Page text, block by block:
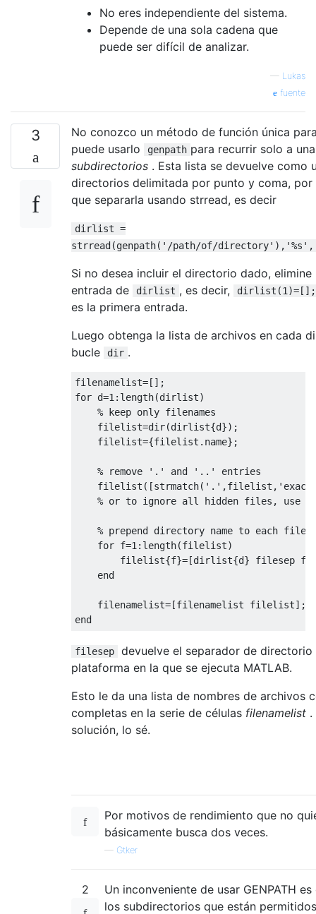
No eres independiente del sistema.
Depende de una sola cadena que
puede ser difícil de analizar.
— Lukas
fuente
3
No conozco un método de función única
puede usarlo
genpath para recurrir solo a
subdirectorios . Esta lista se devuelve como
directorios delimitada por punto y coma, por
que separarla usando strread, es decir
dirlist =
strread(genpath('/path/of/
Si no desea incluir el directorio dado, elimine
entrada de
dirlist , es decir, dirlist(1)=[];
es la primera entrada.
Luego obtenga la lista de archivos en cada
bucle
dir .
filenamelist=[] ;
for d=1 : length(dirlist)
% keep only filenames
filelist=dir(dirlist{d}) ;
filelist={filelist.name} ;
% remove '.' and '..' entries
filelist ([strmatch( '.' ,filelist ,
% or to ignore all hidden files,
% prepend directory name to each
for f=1 : length(filelist)
filelist{f}=[dirlist{d} filesep
end
filenamelist=[filenamelist filelist] ;
end
filesep
devuelve el separador de directorio
plataforma en la que se ejecuta MATLAB.
Esto le da una lista de nombres de archivos
completas en la serie de células filenamelist .
solución, lo sé.
Por motivos de rendimiento que no
básicamente busca dos veces.
— Gtker
2
Un inconveniente de usar GENPATH
los subdirectorios que están